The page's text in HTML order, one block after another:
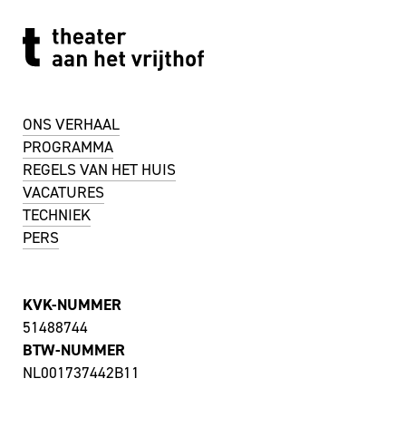
ONS VERHAAL
PROGRAMMA
REGELS VAN HET HUIS
VACATURES
TECHNIEK
PERS
KVK-NUMMER
51488744
BTW-NUMMER
NL001737442B11